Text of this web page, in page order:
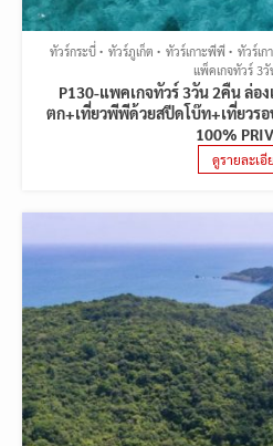
ทัวร์กระบี่ ทัวร์ภูเก็ต ทัวร์เกาะพีพี ทัวร์เก
แพ็คเกจทัวร์ 3
P130-แพคเกจทัวร์ 3วัน 2คืน ล่อ
ตก+เที่ยวพีพีด้วยสปีดโบ๊ท+เที่ยวร
100%
ดูรายละเอี